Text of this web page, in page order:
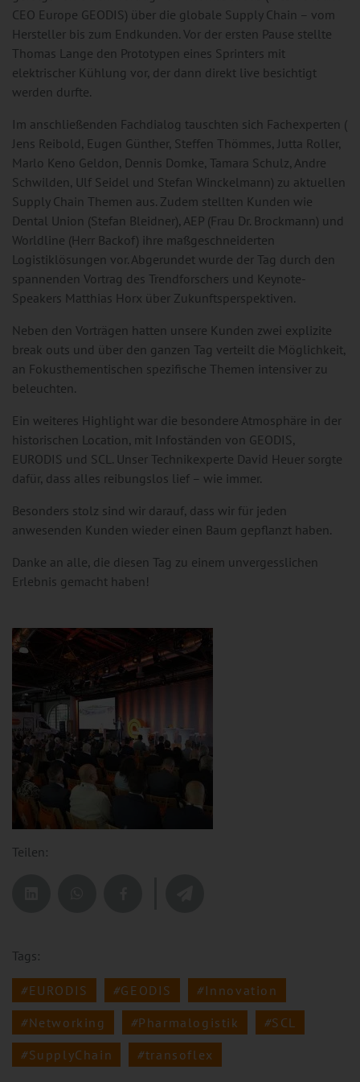
CEO Europe GEODIS) über die globale Supply Chain – vom
Hersteller bis zum Endkunden. Vor der ersten Pause stellte
Thomas Lange den Prototypen eines Sprinters mit
elektrischer Kühlung vor, der dann direkt live besichtigt
werden durfte.
Im anschließenden Fachdialog tauschten sich Fachexperten (
Jens Reibold, Eugen Günther, Steffen Thömmes, Jutta Roller,
Marlo Keno Geldon, Dennis Domke, Tamara Schulz, Andre
Schwilden, Ulf Seidel und Stefan Winckelmann) zu aktuellen
Supply Chain Themen aus. Zudem stellten Kunden wie
Dental Union (Stefan Bleidner), AEP (Frau Dr. Brockmann) und
Worldline (Herr Backof) ihre maßgeschneiderten
Logistiklösungen vor. Abgerundet wurde der Tag durch den
spannenden Vortrag des Trendforschers und Keynote-
Speakers Matthias Horx über Zukunftsperspektiven.
Neben den Vorträgen hatten unsere Kunden zwei explizite
break outs und über den ganzen Tag verteilt die Möglichkeit,
an Fokusthementischen spezifische Themen intensiver zu
beleuchten.
Ein weiteres Highlight war die besondere Atmosphäre in der
historischen Location, mit Infoständen von GEODIS,
EURODIS und SCL. Unser Technikexperte David Heuer sorgte
dafür, dass alles reibungslos lief – wie immer.
Besonders stolz sind wir darauf, dass wir für jeden
anwesenden Kunden wieder einen Baum gepflanzt haben.
Danke an alle, die diesen Tag zu einem unvergesslichen
Erlebnis gemacht haben!
Teilen:
Tags:
EURODIS GEODIS
Innovation
Networking
Pharmalogistik
SCL
SupplyChain
transoflex